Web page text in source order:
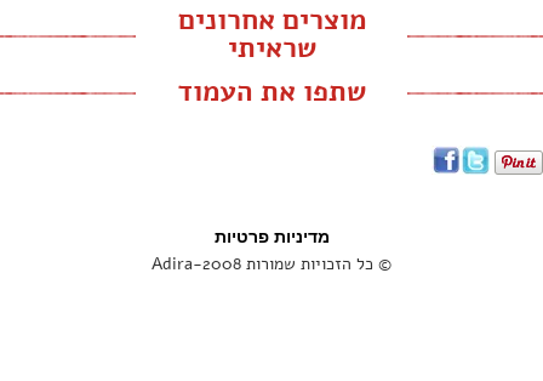
מוצרים אחרונים
שראיתי
שתפו את העמוד
מדיניות פרטיות
© כל הזכויות שמורות Adira-2008